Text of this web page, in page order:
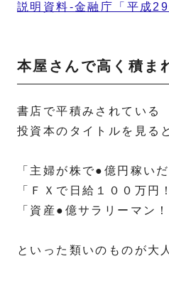
説明資料-金融庁「平成
本屋さんで高く積ま
書店で平積みされている
投資本のタイトルを見ると
「主婦が株で●億円稼いだ
「ＦＸで日給１００万円
「資産●億サラリーマン！
といった類いのものが大